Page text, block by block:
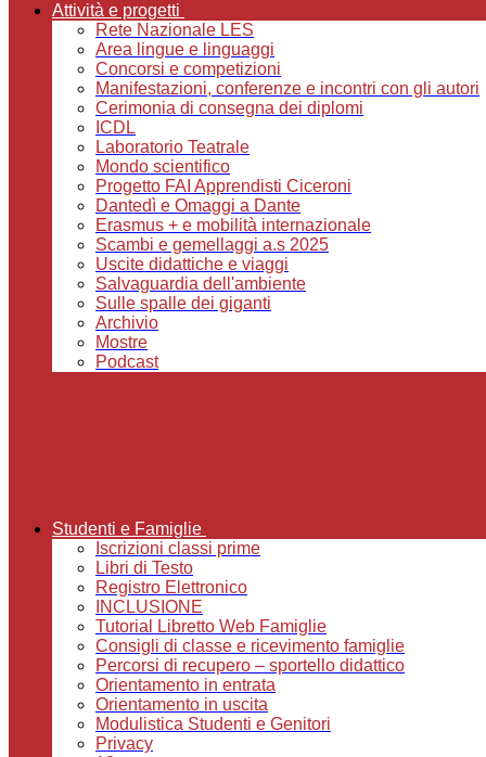
Attività e progetti
Rete Nazionale LES
Area lingue e linguaggi
Concorsi e competizioni
Manifestazioni, conferenze e incontri con gli autori
Cerimonia di consegna dei diplomi
ICDL
Laboratorio Teatrale
Mondo scientifico
Progetto FAI Apprendisti Ciceroni
Dantedì e Omaggi a Dante
Erasmus + e mobilità internazionale
Scambi e gemellaggi a.s 2025
Uscite didattiche e viaggi
Salvaguardia dell'ambiente
Sulle spalle dei giganti
Archivio
Mostre
Podcast
Studenti e Famiglie
Iscrizioni classi prime
Libri di Testo
Registro Elettronico
INCLUSIONE
Tutorial Libretto Web Famiglie
Consigli di classe e ricevimento famiglie
Percorsi di recupero – sportello didattico
Orientamento in entrata
Orientamento in uscita
Modulistica Studenti e Genitori
Privacy